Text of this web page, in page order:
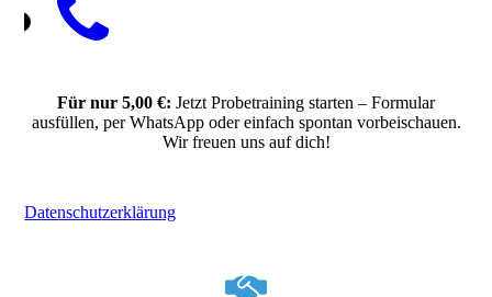
Für nur 5,00 €: Jetzt Probetraining starten – Formular
ausfüllen, per WhatsApp oder einfach spontan vorbeischauen.
Wir freuen uns auf dich!
Datenschutzerklärung